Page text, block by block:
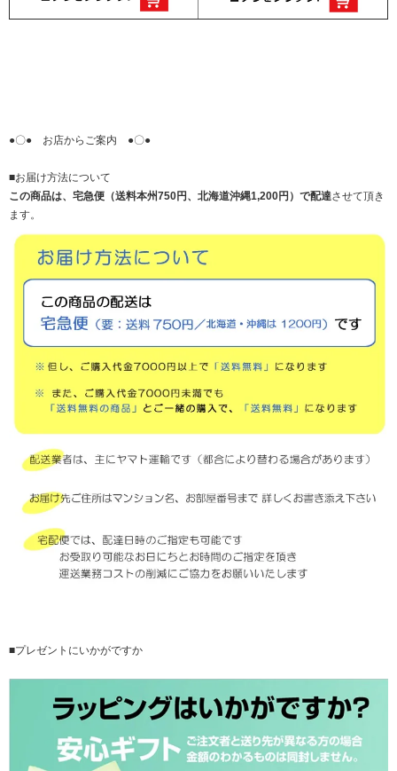
●〇● お店からご案内 ●〇●
■お届け方法について
この商品は、宅急便（送料本州750円、北海道沖縄1,200円）で配達させて頂き
ます。
■プレゼントにいかがですか